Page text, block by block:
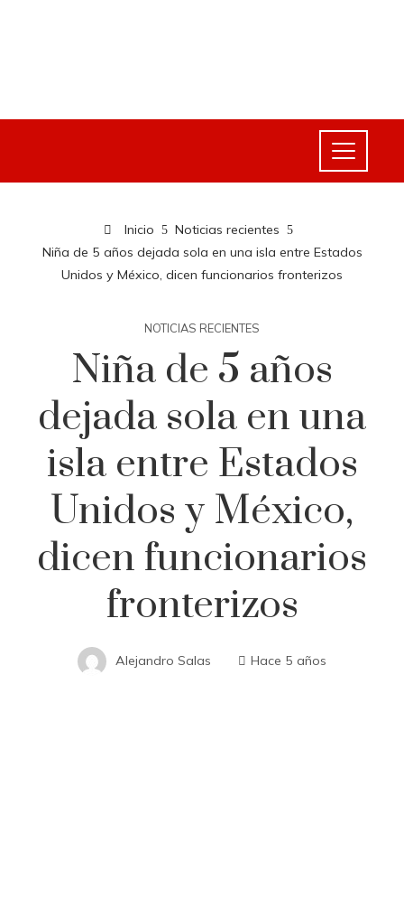
Inicio
Noticias recientes
Niña de 5 años dejada sola en una isla entre Estados
Unidos y México, dicen funcionarios fronterizos
NOTICIAS RECIENTES
Niña de 5 años
dejada sola en una
isla entre Estados
Unidos y México,
dicen funcionarios
fronterizos
Alejandro Salas Hace 5 años